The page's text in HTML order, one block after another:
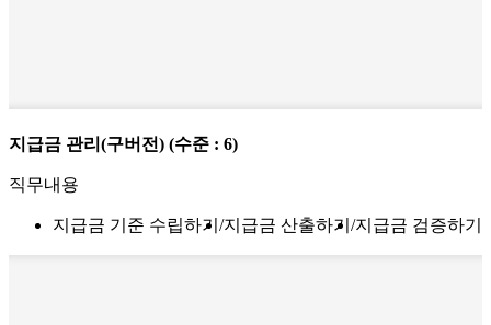
지급금 관리(구버전) (수준 : 6)
직무내용
지급금 기준 수립하기 지급금 산출하기 지급금 검증하기